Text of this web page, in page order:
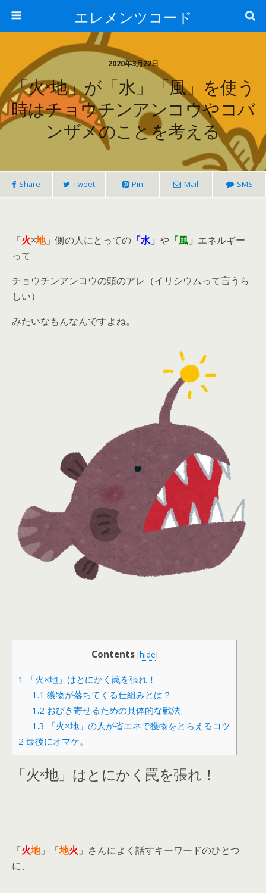
エレメンツコード
2020年3月22日
「火×地」が「水」「風」を使う
時はチョウチンアンコウやコバ
ンザメのことを考える
Share Tweet Pin Mail SMS
「火×地」側の人にとっての 「水」 や 「風」 エネルギー
って
チョウチンアンコウの頭のアレ（イリシウムって言うら
しい）
みたいなもんなんですよね。
Contents [hide]
1
「火×地」はとにかく罠を張れ！
1.1 獲物が落ちてくる仕組みとは？
1.2 おびき寄せるための具体的な戦法
1.3 「火×地」の人が省エネで獲物をとらえるコツ
2 最後にオマケ。
「火×地」はとにかく罠を張れ！
「火地」「地火 」さんによく話すキーワードのひとつ
に、